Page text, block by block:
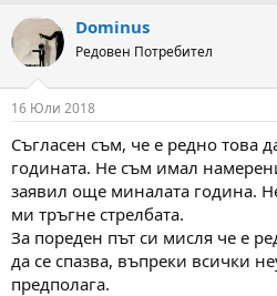
Dominus
Редовен Потребител
16 Юли 2018
Съгласен съм, че е редно това
годината. Не съм имал
заявил още миналата година.
ми тръгне стрелбата.
За пореден път си мисля че е
да се спазва, въпреки всички
предполага.